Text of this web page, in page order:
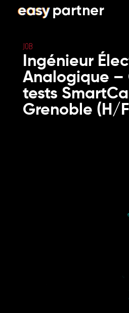
JOB
Ingénieur
Analogique –
tests
Grenoble (H/